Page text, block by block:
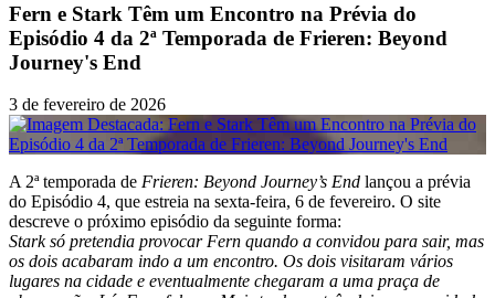
Fern e Stark Têm um Encontro na Prévia do
Episódio 4 da 2ª Temporada de Frieren: Beyond
Journey's End
3 de fevereiro de 2026
A 2ª temporada de Frieren: Beyond Journey’s End lançou a prévia
do Episódio 4, que estreia na sexta-feira, 6 de fevereiro. O site
descreve o próximo episódio da seguinte forma:
Stark só pretendia provocar Fern quando a convidou para sair, mas
os dois acabaram indo a um encontro. Os dois visitaram vários
lugares na cidade e eventualmente chegaram a uma praça de